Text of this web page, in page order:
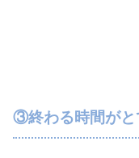
③終わる時間がと